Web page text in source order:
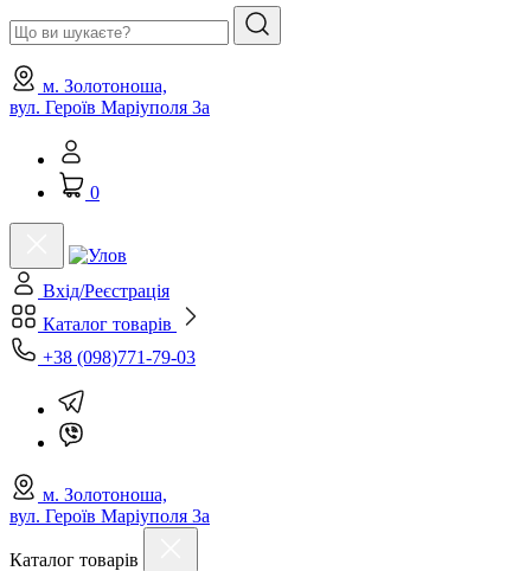
м. Золотоноша,
вул. Героїв Маріуполя 3а
0
Вхід/Реєстрація
Каталог товарів
+38 (098)771-79-03
м. Золотоноша,
вул. Героїв Маріуполя 3а
Каталог товарів